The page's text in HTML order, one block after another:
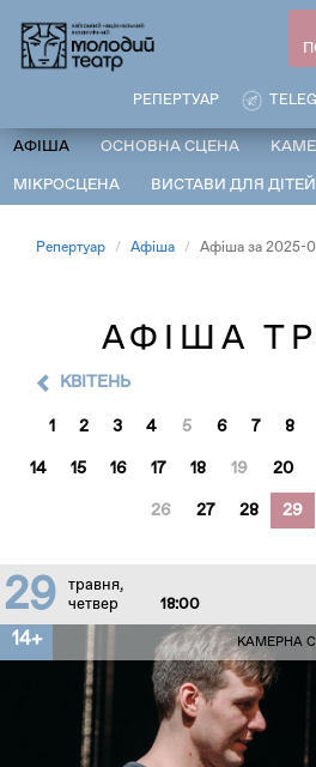
основного
РЕПЕРТУАР
АФІША ОСНОВНА СЦЕНА
МІКРОСЦЕНА ВИСТАВИ ДЛЯ ДІТЕЙ
Репертуар Афіша Афіша за 2025-
АФІША
КВІТЕНЬ
1 2 3 4 5 6 7 8
14 15 16 17 18 19 20
26 27 28 29
29
травня,
четвер
18:00
14+ КАМЕРНА